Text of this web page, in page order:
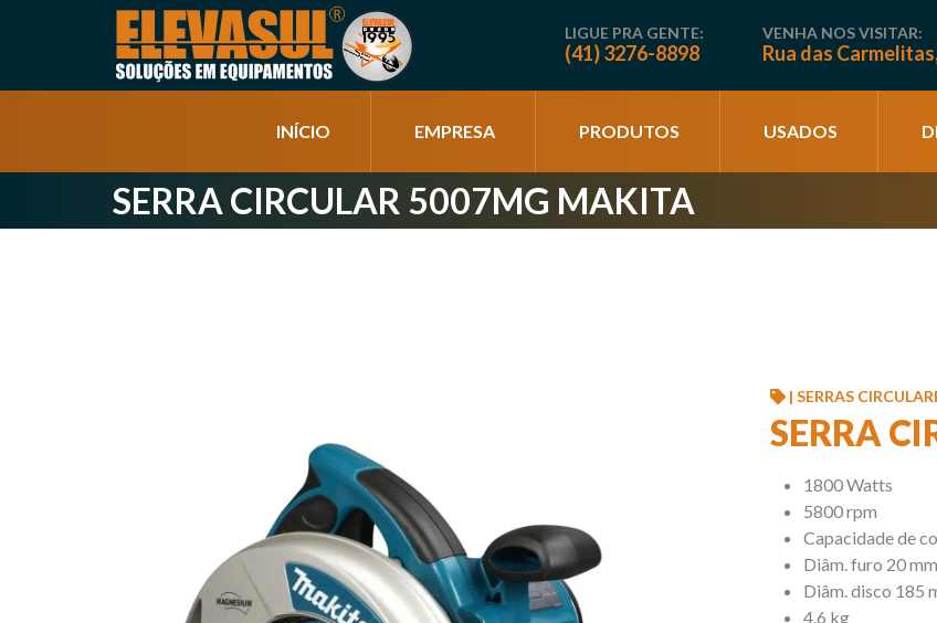
LIGUE PRA GENTE:
(41) 3276-8898
VENHA NOS VISITAR:
Rua das
INÍCIO EMPRESA PRODUTOS USADOS
SERRA CIRCULAR 5007MG MAKITA
| SERRAS
SERRA
1800 Watts
5800 rpm
Capacidade de
Diâm. furo 20
Diâm. disco 185
4,6 kg